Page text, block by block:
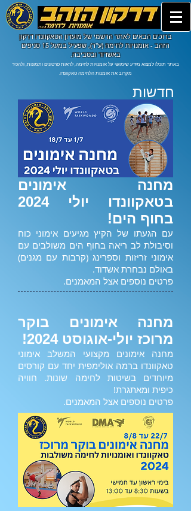
ברוכים הבאים לאתר הרשמי של מועדון הטאקוונדו דרקון
הזהב - אומנויות לחימה (ע"ר), שפעיל במעל 15 סניפים
באשדוד ובסביבה.
באתר תוכלו למצוא מידע שימושי על אומנויות לחימה, לראות סרטונים ותמונות, ולהכיר
מקרוב את אומנות הלחימה טאקוונדו.
חדשות
מחנה אימונים
בטאקוונדו יולי 2024
בחוף הים!
עם הגעתו של הקיץ מגיעים אימוני כוח
וסיבולת לב ריאה בחוף הים משולבים עם
אימוני זריזות וספרינג (קרבות עם מגנים)
באולם נבחרת אשדוד.
פרטים נוספים אצל המאמנים.
מחנה אימונים בוקר
מרוכז יולי-אוגוסט 2024!
מחנה אימונים מקצועי המשלב אימוני
טאקוונדו ברמה אולימפית יחד עם קורסים
מיוחדים בשיטות לחימה שונות. חוויה
כיפית ומאתגרת!
פרטים נוספים אצל המאמנים.